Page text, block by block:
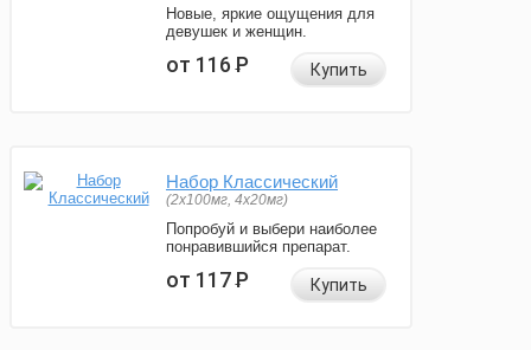
Новые, яркие ощущения для
девушек и женщин.
от 116Р Купить
Набор Классический
(2x100мг, 4x20мг)
Попробуй и выбери наиболее
понравившийся препарат.
от 117Р Купить